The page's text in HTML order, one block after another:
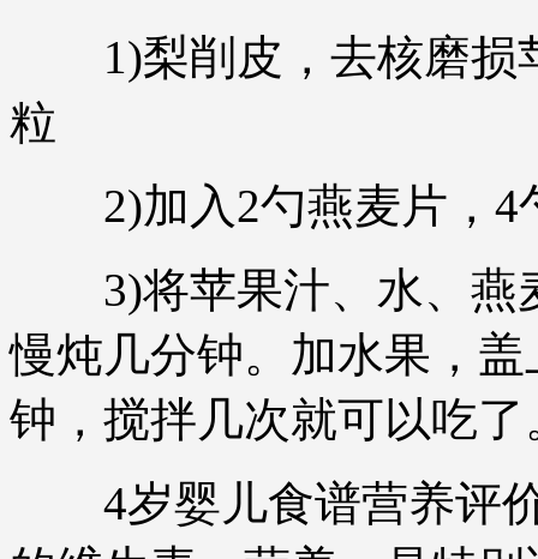
1)梨削皮，去核磨损
粒
2)加入2勺燕麦片，4
3)将苹果汁、水、燕
慢炖几分钟。加水果，
钟，搅拌几次就可以吃了
4岁婴儿食谱营养评价